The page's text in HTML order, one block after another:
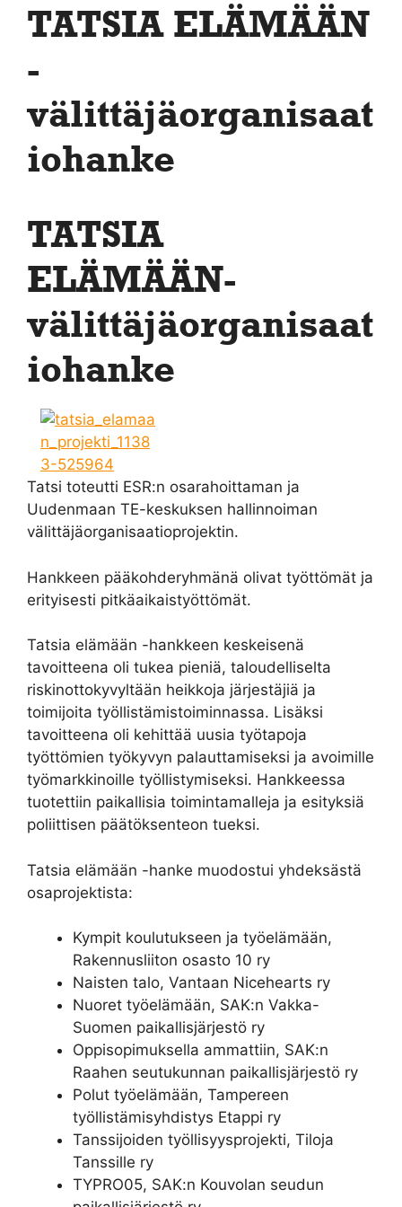
TATSIA ELÄMÄÄN
-
välittäjäorganisaat
iohanke
TATSIA
ELÄMÄÄN-
välittäjäorganisaat
iohanke
Tatsi toteutti ESR:n osarahoittaman ja
Uudenmaan TE-keskuksen hallinnoiman
välittäjäorganisaatioprojektin.
Hankkeen pääkohderyhmänä olivat työttömät ja
erityisesti pitkäaikaistyöttömät.
Tatsia elämään -hankkeen keskeisenä
tavoitteena oli tukea pieniä, taloudelliselta
riskinottokyvyltään heikkoja järjestäjiä ja
toimijoita työllistämistoiminnassa. Lisäksi
tavoitteena oli kehittää uusia työtapoja
työttömien työkyvyn palauttamiseksi ja avoimille
työmarkkinoille työllistymiseksi. Hankkeessa
tuotettiin paikallisia toimintamalleja ja esityksiä
poliittisen päätöksenteon tueksi.
Tatsia elämään -hanke muodostui yhdeksästä
osaprojektista:
Kympit koulutukseen ja työelämään,
Rakennusliiton osasto 10 ry
Naisten talo, Vantaan Nicehearts ry
Nuoret työelämään, SAK:n Vakka-
Suomen paikallisjärjestö ry
Oppisopimuksella ammattiin, SAK:n
Raahen seutukunnan paikallisjärjestö ry
Polut työelämään, Tampereen
työllistämisyhdistys Etappi ry
Tanssijoiden työllisyysprojekti, Tiloja
Tanssille ry
TYPRO05, SAK:n Kouvolan seudun